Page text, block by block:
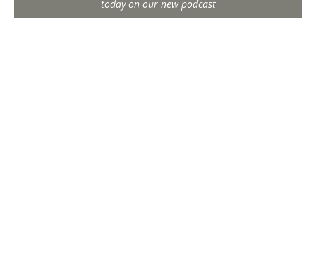
today on our new podcast